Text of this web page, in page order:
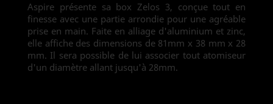
Aspire présente sa box Zelos 3, conçue tout en
finesse avec une partie arrondie pour une agréable
prise en main. Faite en alliage d'aluminium et zinc,
elle affiche des dimensions de 81mm x 38 mm x 28
mm. Il sera possible de lui associer tout atomiseur
d'un diamètre allant jusqu'à 28mm.